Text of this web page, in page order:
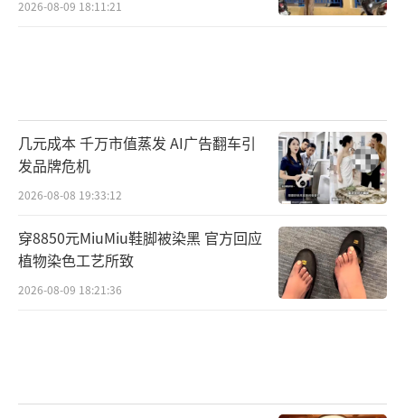
2026-08-09 18:11:21
几元成本 千万市值蒸发 AI广告翻车引
发品牌危机
2026-08-08 19:33:12
穿8850元MiuMiu鞋脚被染黑 官方回应
植物染色工艺所致
2026-08-09 18:21:36